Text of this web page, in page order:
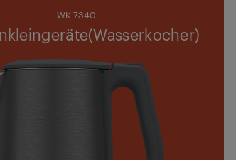
WK 7340